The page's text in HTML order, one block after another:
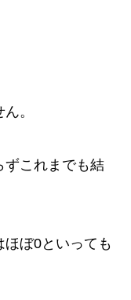
。
ずこれまでも結
ぼ0といっても